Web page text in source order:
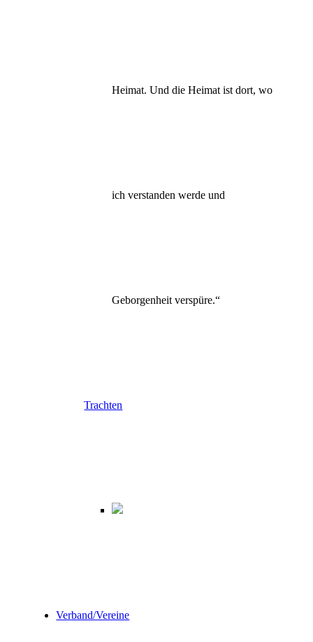
Heimat. Und die Heimat ist dort, wo
ich verstanden werde und
Geborgenheit verspüre.“
Trachten
Verband/Vereine